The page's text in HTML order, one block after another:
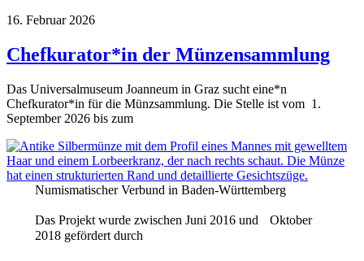
16. Februar 2026
Chefkurator*in der Münzensammlung
Das Universalmuseum Joanneum in Graz sucht eine*n
Chefkurator*in für die Münzsammlung. Die Stelle ist vom 1.
September 2026 bis zum
Numismatischer Verbund in Baden-Württemberg
Das Projekt wurde zwischen Juni 2016 und Oktober
2018 gefördert durch